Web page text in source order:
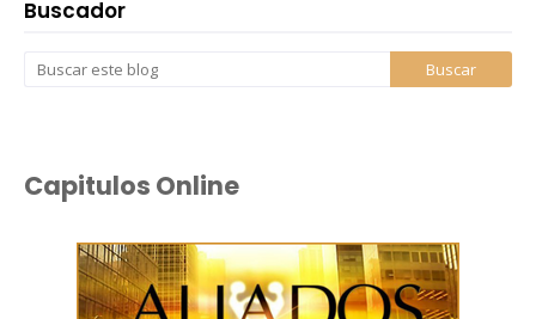
Buscador
Capitulos Online